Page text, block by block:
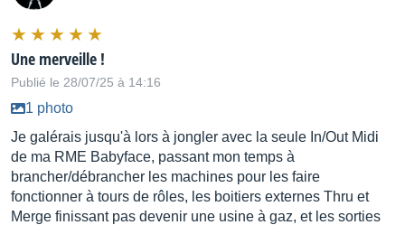
Une merveille !
Publié le 28/07/25 à 14:16
1 photo
Je galérais jusqu'à lors à jongler avec la seule In/Out Midi
de ma RME Babyface, passant mon temps à
brancher/débrancher les machines pour les faire
fonctionner à tours de rôles, les boitiers externes Thru et
Merge finissant pas devenir une usine à gaz, et les sorties